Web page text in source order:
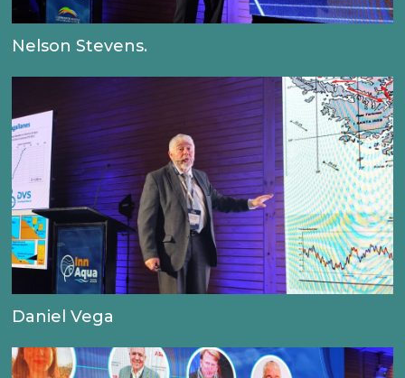
Nelson Stevens.
Daniel Vega